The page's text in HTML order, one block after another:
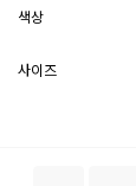
색상
사이즈